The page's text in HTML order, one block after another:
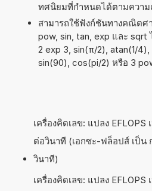
ทศนิยมที่กำหนดได้ตามความ
สามารถใช้ฟังก์ชันทางคณิตศ
pow, sin, tan, exp และ sqrt
2 exp 3, sin(π/2), atan(1/4),
sin(90), cos(pi/2) หรือ 3
เครื่องคิดเลข: แปลง
ต่อวินาที (เอกซะ-ฟล็อปส์ เป็น
วินาที)
เครื่องคิดเลข: แปลง EFLOPS